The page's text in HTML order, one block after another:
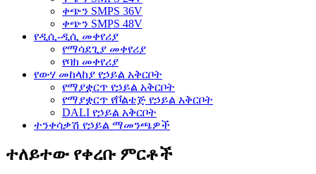
ቀጭን SMPS 36V
ቀጭን SMPS 48V
የዲሲ-ዲሲ መቀየሪያ
የማሳደጊያ መቀየሪያ
የባክ መቀየሪያ
የውሃ መከላከያ የኃይል አቅርቦት
የማያቋርጥ የኃይል አቅርቦት
የማያቋርጥ የቮልቴጅ የኃይል አቅርቦት
DALI የኃይል አቅርቦት
ተንቀሳቃሽ የኃይል ማመንጫዎች
ተለይተው የቀረቡ ምርቶች